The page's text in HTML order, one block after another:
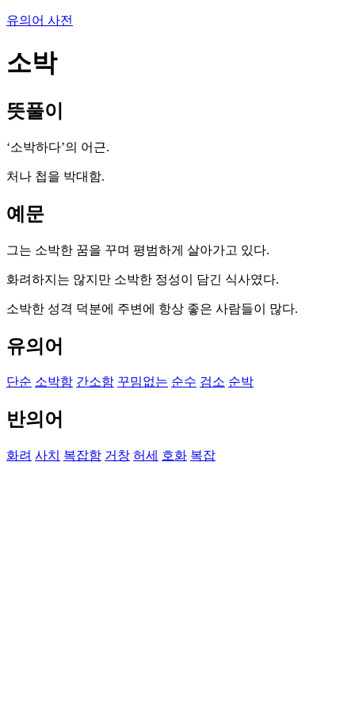
유의어 사전
소박
뜻풀이
‘소박하다’의 어근.
처나 첩을 박대함.
예문
그는 소박한 꿈을 꾸며 평범하게 살아가고 있다.
화려하지는 않지만 소박한 정성이 담긴 식사였다.
소박한 성격 덕분에 주변에 항상 좋은 사람들이 많다.
유의어
단순 소박함 간소함 꾸밈없는 순수 검소 순박
반의어
화려 사치 복잡함 거창 허세 호화 복잡